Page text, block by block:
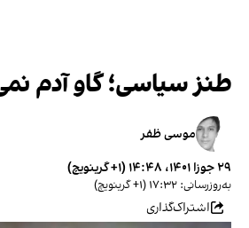
طنز سیاسی؛ گاو آدم
موسی ظفر
۲۹ جوزا ۱۴۰۱، ۱۴:۴۸ (‎+۱ گرینویچ)
به‌روزرسانی: ۱۷:۳۲ (‎+۱ گرینویچ)
اشتراک‌گذاری